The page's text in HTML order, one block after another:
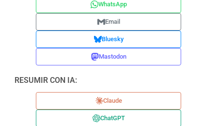
WhatsApp
Email
Bluesky
Mastodon
RESUMIR CON IA:
Claude
ChatGPT